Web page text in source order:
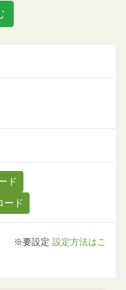
ド
ード
※要設定 設定方法はこ